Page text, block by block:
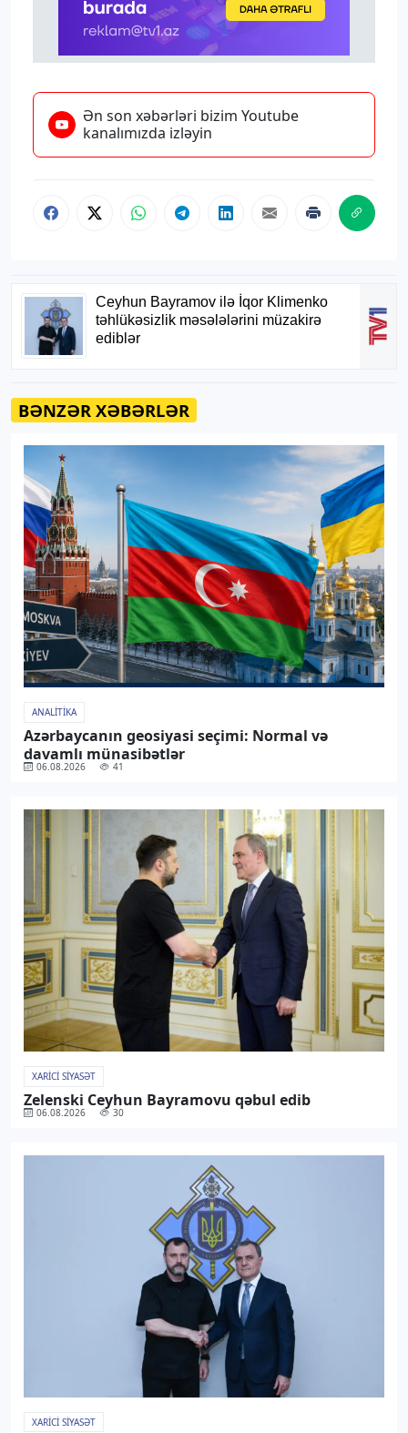
Ən son xəbərləri bizim Youtube
kanalımızda izləyin
BƏNZƏR XƏBƏRLƏR
ANALITIKA
Azərbaycanın geosiyasi seçimi: Normal və
davamlı münasibətlər
06.08.2026 41
XARICI SIYASƏT
Zelenski Ceyhun Bayramovu qəbul edib
06.08.2026 30
XARICI SIYASƏT